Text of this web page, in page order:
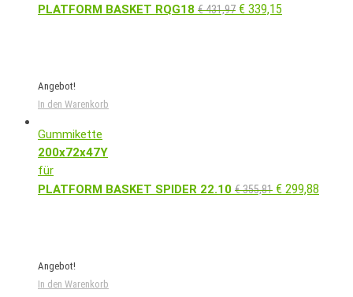
PLATFORM BASKET RQG18 €431,97 € 339,15
Angebot!
In den Warenkorb
Gummikette
200x72x47Y
für
PLATFORM BASKET SPIDER 22.10 €355,81 € 299,88
Angebot!
In den Warenkorb